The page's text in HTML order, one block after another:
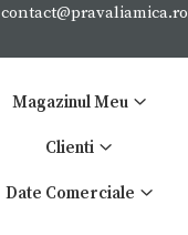
contact@pravaliamica.ro
Magazinul Meu
Clienti
Date Comerciale